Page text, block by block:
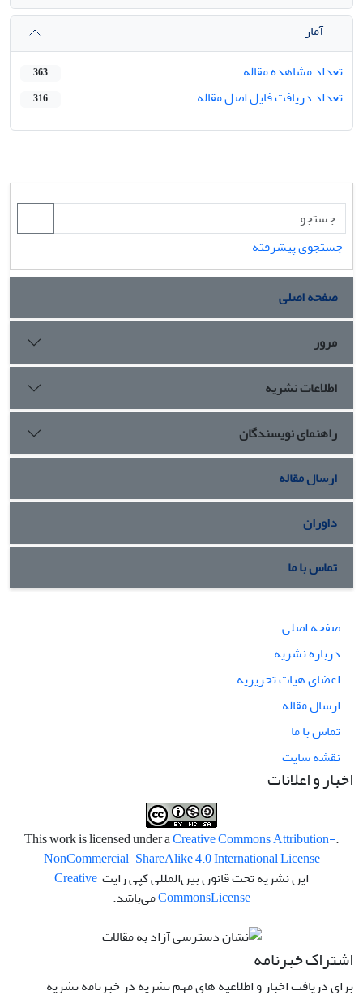
آمار
تعداد مشاهده مقاله
363
تعداد دریافت فایل اصل مقاله 316
جستجوی پیشرفته
صفحه اصلی
مرور
اطلاعات نشریه
راهنمای نویسندگان
ارسال مقاله
داوران
تماس با ما
صفحه اصلی
درباره نشریه
اعضای هیات تحریریه
ارسال مقاله
تماس با ما
نقشه سایت
اخبار و اعلانات
.This work is licensed under a
Creative Commons Attribution-
NonCommercial-ShareAlike 4.0 International License
این نشریه تحت قانون بین‌المللی کپی رایت Creative
CommonsLicense می‌باشد.
اشتراک خبرنامه
برای دریافت اخبار و اطلاعیه های مهم نشریه در خبرنامه نشریه